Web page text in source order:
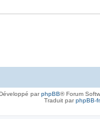
parphpBB® Forum
Traduit parphpBB-